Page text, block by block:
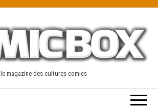
le magazine des cultures comics